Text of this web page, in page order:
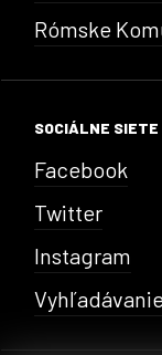
Rómske
SOCIÁLNE SIETE
Facebook
Twitter
Instagram